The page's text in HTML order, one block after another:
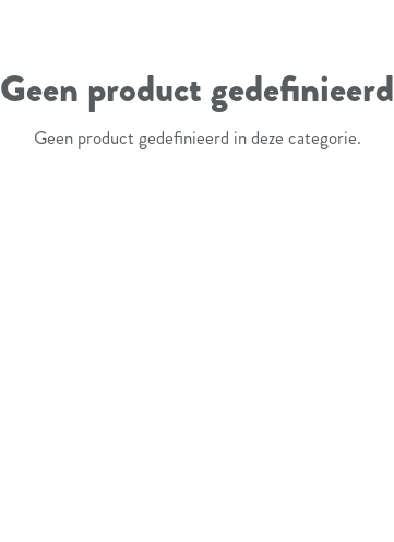
Geen product gedefinieerd
Geen product gedefinieerd in deze categorie.